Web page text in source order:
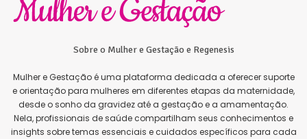
Sobre o Mulher e Gestação e Regenesis
Mulher e Gestação é uma plataforma dedicada a oferecer suporte
e orientação para mulheres em diferentes etapas da maternidade,
desde o sonho da gravidez até a gestação e a amamentação.
Nela, profissionais de saúde compartilham seus conhecimentos e
insights sobre temas essenciais e cuidados específicos para cada